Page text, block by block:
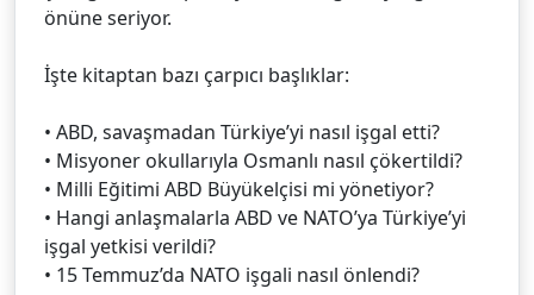
önüne seriyor.
İşte kitaptan bazı çarpıcı başlıklar:
• ABD, savaşmadan Türkiye’yi nasıl işgal etti?
• Misyoner okullarıyla Osmanlı nasıl çökertildi?
• Milli Eğitimi ABD Büyükelçisi mi yönetiyor?
• Hangi anlaşmalarla ABD ve NATO’ya Türkiye’yi
işgal yetkisi verildi?
• 15 Temmuz’da NATO işgali nasıl önlendi?